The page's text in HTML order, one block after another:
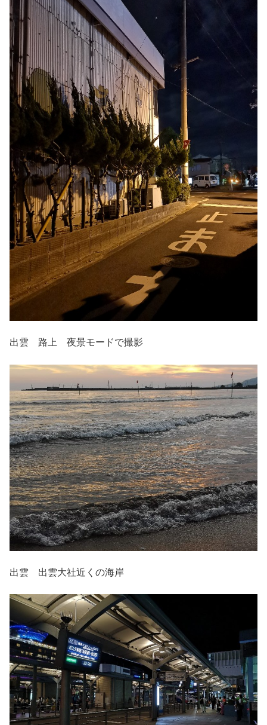
出雲 路上 夜景モードで撮影
出雲 出雲大社近くの海岸